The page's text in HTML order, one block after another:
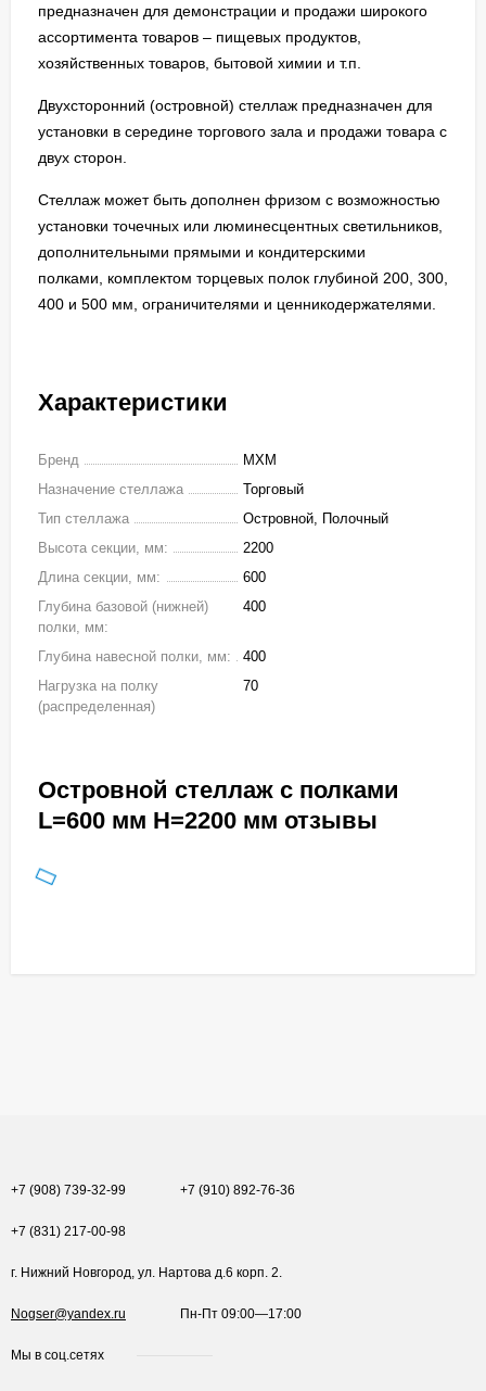
предназначен для демонстрации и продажи широкого
ассортимента товаров – пищевых продуктов,
хозяйственных товаров, бытовой химии и т.п.
Двухсторонний (островной) стеллаж предназначен для
установки в середине торгового зала и продажи товара с
двух сторон.
Стеллаж может быть дополнен фризом с возможностью
установки точечных или люминесцентных светильников,
дополнительными прямыми и кондитерскими
полками, комплектом торцевых полок глубиной 200, 300,
400 и 500 мм, ограничителями и ценникодержателями.
Характеристики
Бренд
МХМ
Назначение стеллажа
Торговый
Тип стеллажа
Островной, Полочный
Высота секции, мм:
2200
Длина секции, мм:
600
Глубина базовой (нижней)
полки, мм:
400
Глубина навесной полки, мм:
400
Нагрузка на полку
(распределенная)
70
Островной стеллаж с полками
L=600 мм H=2200 мм отзывы
+7 (908) 739-32-99 +7 (910) 892-76-36
+7 (831) 217-00-98
г. Нижний Новгород, ул. Нартова д.6 корп. 2.
Nogser@yandex.ru Пн-Пт 09:00—17:00
Мы в соц.сетях